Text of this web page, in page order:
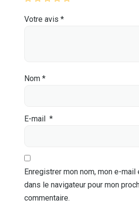
Votre avis *
Nom *
E-mail *
Enregistrer mon nom, mon e-
dans le navigateur pour mon
commentaire.